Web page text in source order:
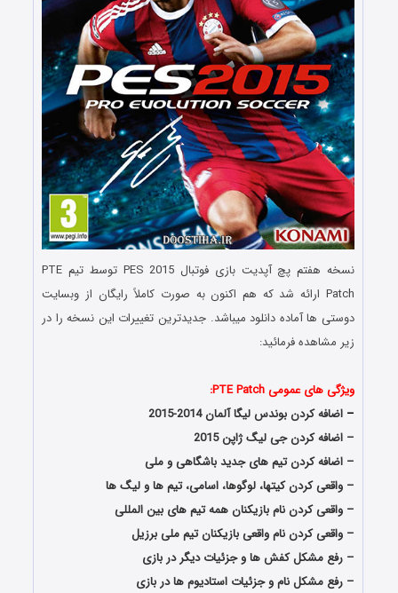
نسخه هفتم پچ آپدیت بازی فوتبال PES 2015 توسط تیم PTE
Patch ارائه شد که هم اکنون به صورت کاملاً رایگان از وبسایت
دوستی ها آماده دانلود میباشد. جدیدترین تغییرات این نسخه را در
زیر مشاهده فرمائید:
ویژگی های عمومی PTE Patch:
– اضافه کردن بوندس لیگا آلمان 2014-2015
– اضافه کردن جی لیگ ژاپن 2015
– اضافه کردن تیم های جدید باشگاهی و ملی
– واقعی کردن کیت‎ها، لوگوها، اسامی، تیم ها و لیگ ها
– واقعی کردن نام بازیکنان همه تیم های بین المللی
– واقعی کردن نام واقعی بازیکنان تیم ملی برزیل
– رفع مشکل کفشهاو جزئیات دیگر در بازی
– رفع مشکل نام و جزئیات استادیوم ها در بازی